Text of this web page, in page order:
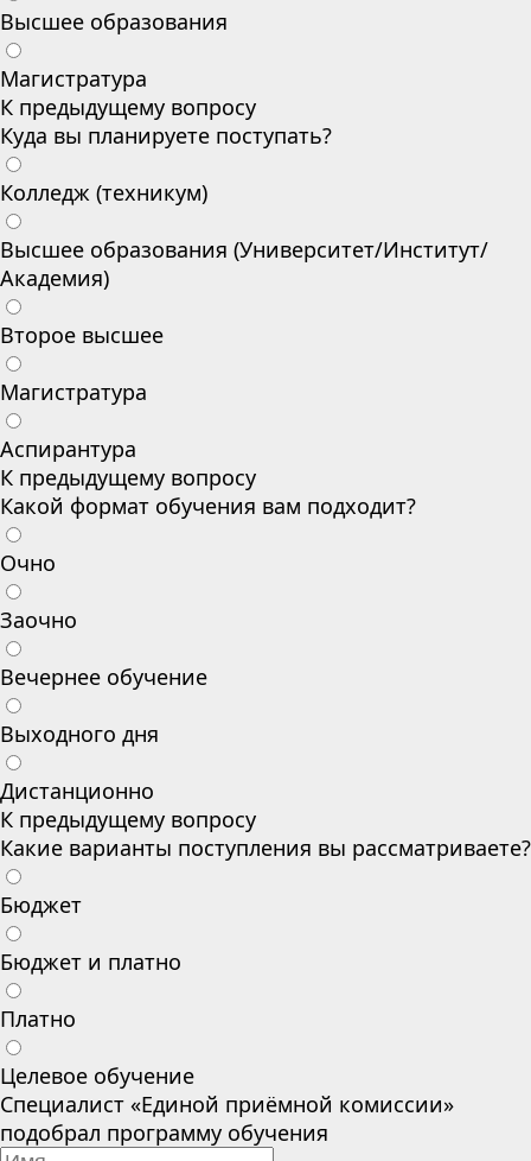
Высшее образования
Магистратура
К предыдущему вопросу
Куда вы планируете поступать?
Колледж (техникум)
Высшее образования (Университет/Институт/
Академия)
Второе высшее
Магистратура
Аспирантура
К предыдущему вопросу
Какой формат обучения вам подходит?
Очно
Заочно
Вечернее обучение
Выходного дня
Дистанционно
К предыдущему вопросу
Какие варианты поступления вы рассматриваете?
Бюджет
Бюджет и платно
Платно
Целевое обучение
Специалист «Единой приёмной комиссии»
подобрал программу обучения